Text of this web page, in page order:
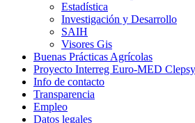
Estadística
Investigación y Desarrollo
SAIH
Visores Gis
Buenas Prácticas Agrícolas
Proyecto Interreg Euro-MED
Info de contacto
Transparencia
Empleo
Datos legales